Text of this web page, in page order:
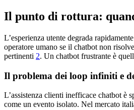
Il punto di rottura:
L’esperienza utente degrada
operatore umano se il chatbot non
pertinenti 2. Un chatbot frustrante è
Il problema dei loop infiniti e
L’assistenza clienti inefficace chatbot è
come un evento isolato. Nel mercato